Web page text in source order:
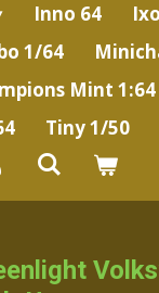
Inno 64 Ixo
1/64
Mint 1:64
Tiny 1/50